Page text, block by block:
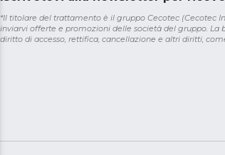
*Il titolare del trattamento è il gruppo Cecotec (Cecotec
inviarvi offerte e promozioni delle società del gruppo.
diritto di accesso, rettifica, cancellazione e altri diritti,